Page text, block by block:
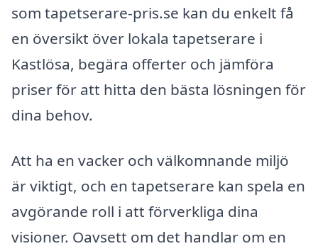
som tapetserare-pris.se kan du enkelt få
en översikt över lokala tapetserare i
Kastlösa, begära offerter och jämföra
priser för att hitta den bästa lösningen för
dina behov.
Att ha en vacker och välkomnande miljö
är viktigt, och en tapetserare kan spela en
avgörande roll i att förverkliga dina
visioner. Oavsett om det handlar om en